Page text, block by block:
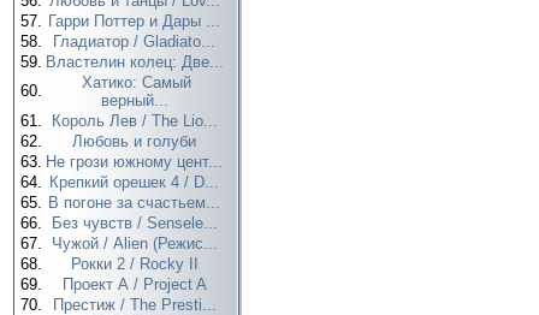
57. Гарри Поттер и Дары ...
58.
Гладиатор / Gladiato...
59. Властелин колец: Две...
60.
Хатико: Самый
верный...
61.
Король Лев / The Lio...
62.
Любовь и голуби
63. Не грози южному цент...
64. Крепкий орешек 4 / D...
65. В погоне за счастьем...
66.
Без чувств / Sensele...
67.
Чужой / Alien (Режис...
68.
Рокки 2 / Rocky II
69.
Проект А / Project A
70.
Престиж / The Presti...